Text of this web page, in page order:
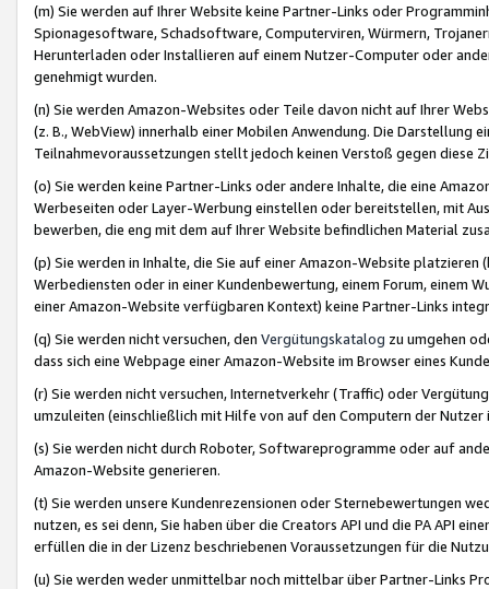
(m) Sie werden auf Ihrer Website keine Partner-Links oder
Spionagesoftware, Schadsoftware, Computerviren, Würmern,
Herunterladen oder Installieren auf einem Nutzer-Computer oder
genehmigt wurden.
(n) Sie werden Amazon-Websites oder Teile davon nicht auf Ihrer
(z. B., WebView) innerhalb einer Mobilen Anwendung. Die Darstellung
Teilnahmevoraussetzungen stellt jedoch keinen Verstoß gegen diese
(o) Sie werden keine Partner-Links oder andere Inhalte, die eine
Werbeseiten oder Layer-Werbung einstellen oder bereitstellen, mit
bewerben, die eng mit dem auf Ihrer Website befindlichen Material
(p) Sie werden in Inhalte, die Sie auf einer Amazon-Website
Werbediensten oder in einer Kundenbewertung, einem Forum, einem
einer Amazon-Website verfügbaren Kontext) keine Partner-Links
(q) Sie werden nicht versuchen, den Vergütungskatalog zu umgehen
dass sich eine Webpage einer Amazon-Website im Browser eines
(r) Sie werden nicht versuchen, Internetverkehr (Traffic) oder
umzuleiten (einschließlich mit Hilfe von auf den Computern der
(s) Sie werden nicht durch Roboter, Softwareprogramme oder auf
Amazon-Website generieren.
(t) Sie werden unsere Kundenrezensionen oder Sternebewertungen
nutzen, es sei denn, Sie haben über die Creators API und die PA API
erfüllen die in der Lizenz beschriebenen Voraussetzungen für die
(u) Sie werden weder unmittelbar noch mittelbar über Partner-Links